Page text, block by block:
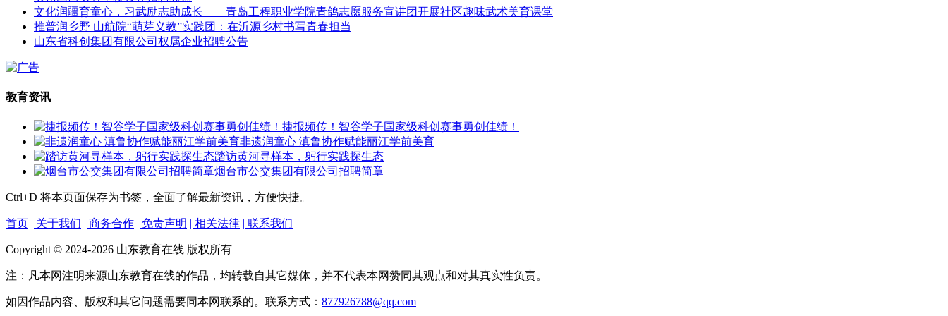
文化润疆育童心，习武励志助成长——青岛工程职业学院青鸽志愿服务宣讲团开展社区趣味武术美育课堂
推普润乡野 山航院“萌芽义教”实践团：在沂源乡村书写青春担当
山东省科创集团有限公司权属企业招聘公告
教育资讯
捷报频传！智谷学子国家级科创赛事勇创佳绩！
非遗润童心 滇鲁协作赋能丽江学前美育
踏访黄河寻样本，躬行实践探生态
烟台市公交集团有限公司招聘简章
Ctrl+D 将本页面保存为书签，全面了解最新资讯，方便快捷。
首页 | 关于我们 | 商务合作 | 免责声明 | 相关法律 | 联系我们
Copyright © 2024-2026 山东教育在线 版权所有
注：凡本网注明来源山东教育在线的作品，均转载自其它媒体，并不代表本网赞同其观点和对其真实性负责。
如因作品内容、版权和其它问题需要同本网联系的。联系方式： 877926788@qq.com